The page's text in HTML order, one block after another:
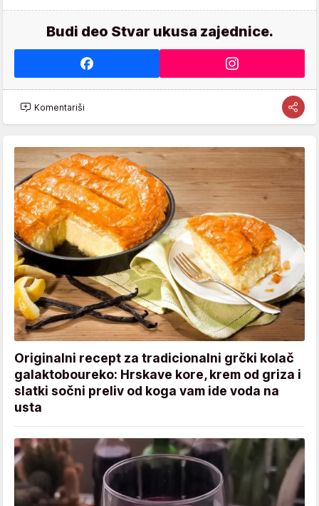
Budi deo Stvar ukusa zajednice.
Komentariši
Originalni recept za tradicionalni grčki kolač
galaktoboureko: Hrskave kore, krem od griza i
slatki sočni preliv od koga vam ide voda na
usta